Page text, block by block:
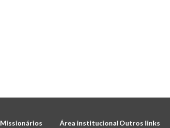
Missionários
Área institucionalOutros links